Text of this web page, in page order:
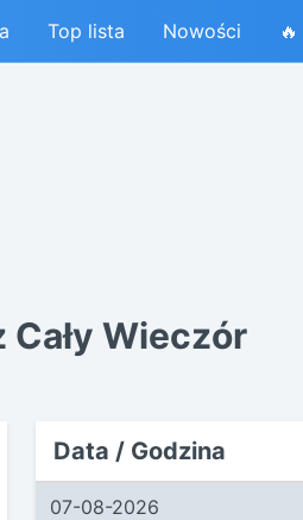
Top lista Nowości
Cały Wieczór
Data / Godzina
07-08-2026